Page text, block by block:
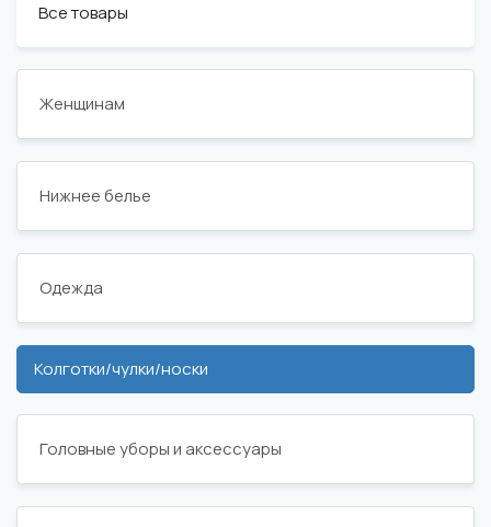
Все товары
Женщинам
Нижнее белье
Одежда
Колготки/чулки/носки
Головные уборы и аксессуары